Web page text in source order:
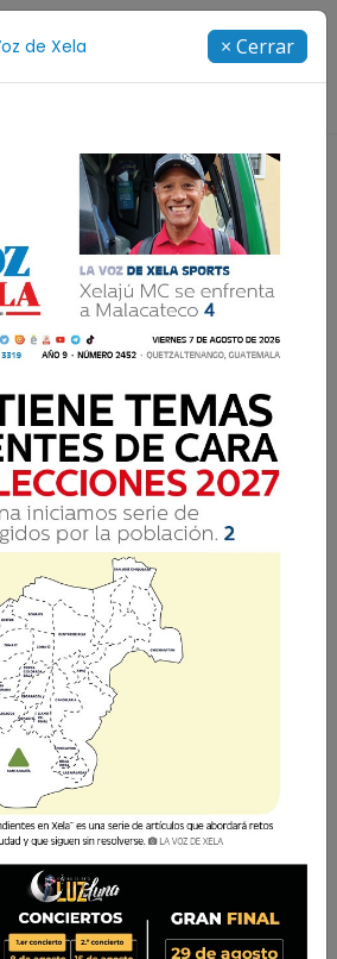
de Xela × Cerrar
en la
del
el esfuerzo y las lágrimas de
reflejan una
8 Julio 2026 18:04